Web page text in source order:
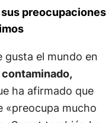
preocupaciones
gusta el mundo en
ha afirmado que
«preocupa mucho